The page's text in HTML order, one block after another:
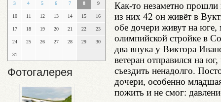
3 4 5 6 7 8 9
10 11 12 13 14 15 16
17 18 19 20 21 22 23
24 25 26 27 28 29 30
31
Фотогалерея
Как-то незаметно прошли
из них 42 он живёт в
обе дочери живут на юге,
олимпийской стройке в
два внука у Виктора
ветеран отправился на
съездить ненадолго.
дочери, особенно
пожить и не смог: